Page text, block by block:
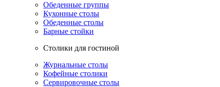
Обеденные группы
Кухонные столы
Обеденные столы
Барные стойки
Столики для гостиной
Журнальные столы
Кофейные столики
Сервировочные столы